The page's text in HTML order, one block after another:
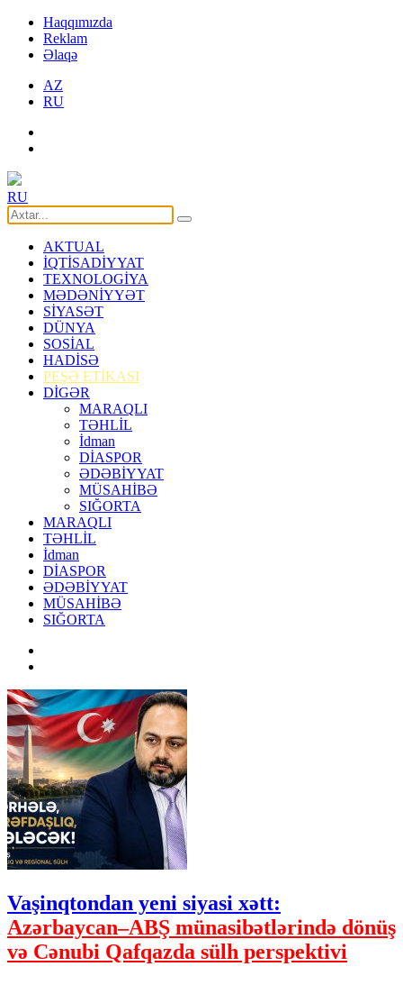
Haqqımızda
Reklam
Əlaqə
AZ
RU
RU
AKTUAL
İQTİSADİYYAT
TEXNOLOGİYA
MƏDƏNİYYƏT
SİYASƏT
DÜNYA
SOSİAL
HADİSƏ
PEŞƏ ETİKASI
DİGƏR
MARAQLI
TƏHLİL
İdman
DİASPOR
ƏDƏBİYYAT
MÜSAHİBƏ
SIĞORTA
MARAQLI
TƏHLİL
İdman
DİASPOR
ƏDƏBİYYAT
MÜSAHİBƏ
SIĞORTA
Vaşinqtondan yeni siyasi xətt:
Azərbaycan–ABŞ münasibətlərində dönüş
və Cənubi Qafqazda sülh perspektivi